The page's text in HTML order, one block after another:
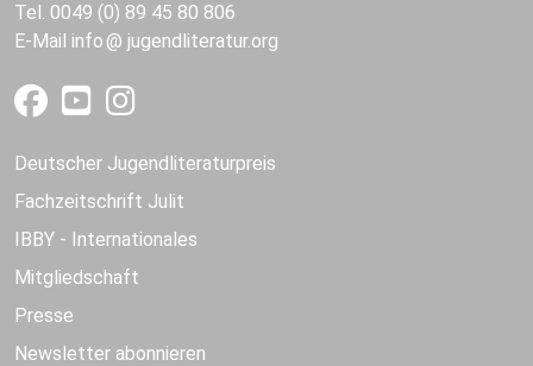
Tel. 0049 (0) 89 45 80 806
E-Mail info jugendliteratur.org
Deutscher Jugendliteraturpreis
Fachzeitschrift Julit
IBBY - Internationales
Mitgliedschaft
Presse
Newsletter abonnieren